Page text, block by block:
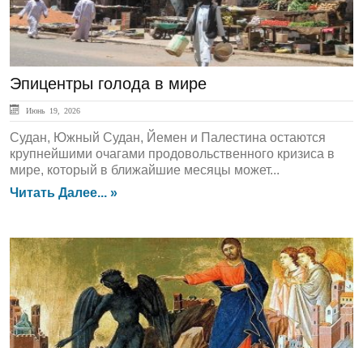
Эпицентры голода в мире
Июнь 19, 2026
Судан, Южный Судан, Йемен и Палестина остаются
крупнейшими очагами продовольственного кризиса в
мире, который в ближайшие месяцы может...
Читать Далее... »
ЛЕНТА НОВОСТЕЙ